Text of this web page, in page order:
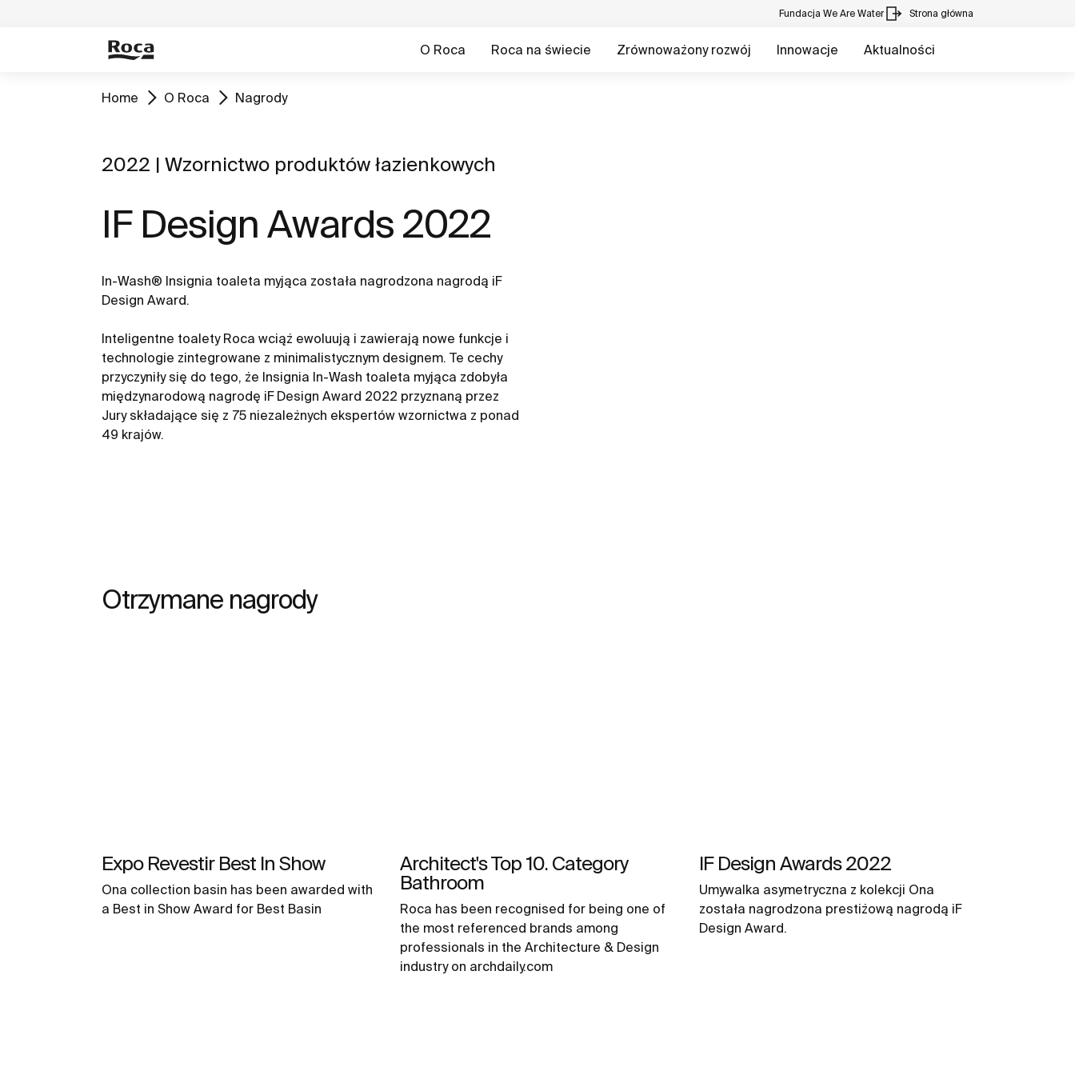
Fundacja We Are Water Strona główna
O Roca Roca na świecie Zrównoważony rozwój Innowacje Aktualności
Home O Roca Nagrody
2022 | Wzornictwo produktów łazienkowych
IF Design Awards 2022
In-Wash® Insignia toaleta myjąca została nagrodzona nagrodą iF
Design Award.
Inteligentne toalety Roca wciąż ewoluują i zawierają nowe funkcje i
technologie zintegrowane z minimalistycznym designem. Te cechy
przyczyniły się do tego, że Insignia In-Wash toaleta myjąca zdobyła
międzynarodową nagrodę iF Design Award 2022 przyznaną przez
Jury składające się z 75 niezależnych ekspertów wzornictwa z ponad
49 krajów.
Otrzymane nagrody
Expo Revestir Best In Show
Ona collection basin has been awarded with
a Best in Show Award for Best Basin
Architect's Top 10. Category
Bathroom
Roca has been recognised for being one of
the most referenced brands among
professionals in the Architecture & Design
industry on archdaily.com
IF Design Awards 2022
Umywalka asymetryczna z kolekcji Ona
została nagrodzona prestiżową nagrodą iF
Design Award.